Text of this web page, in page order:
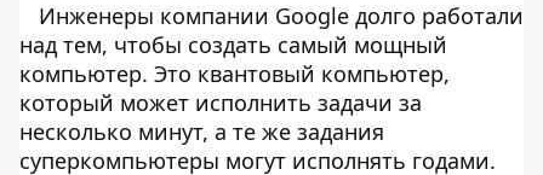
Инженеры компании Google долго работали
над тем, чтобы создать самый мощный
компьютер. Это квантовый компьютер,
который может исполнить задачи за
несколько минут, а те же задания
суперкомпьютеры могут исполнять годами.